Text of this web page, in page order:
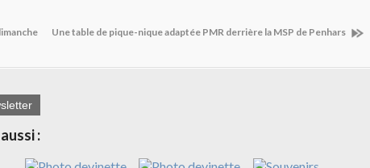
Une table de pique-nique adaptée PMR derrière la MSP de Penhars
: